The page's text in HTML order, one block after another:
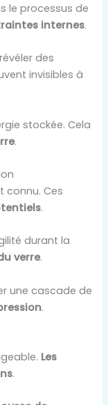
le processus de
internes.
des
invisibles à
stockée. Cela
.
connu. Ces
.
durant la
verre.
une cascade de
.
Les
.